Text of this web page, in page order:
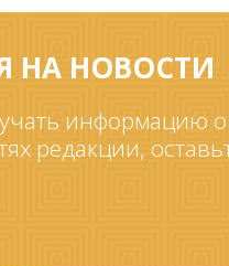
НА НОВОСТИ
информацию
редакции,